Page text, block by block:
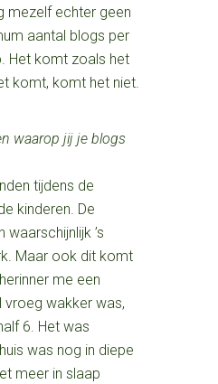
mezelf echter geen
aantal blogs per
Het komt zoals het
komt, komt het niet.
waarop jij je blogs
tijdens de
kinderen. De
’s
Maar ook dit komt
me een
vroeg wakker was,
6. Het was
was nog in diepe
meer in slaap